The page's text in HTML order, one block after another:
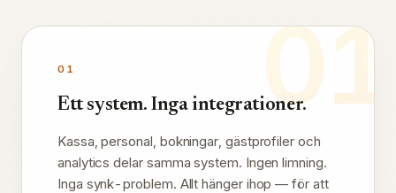
01
01
Ett system. Inga integrationer.
Kassa, personal, bokningar, gästprofiler och
analytics delar samma system. Ingen limning.
Inga synk-problem. Allt hänger ihop — för att